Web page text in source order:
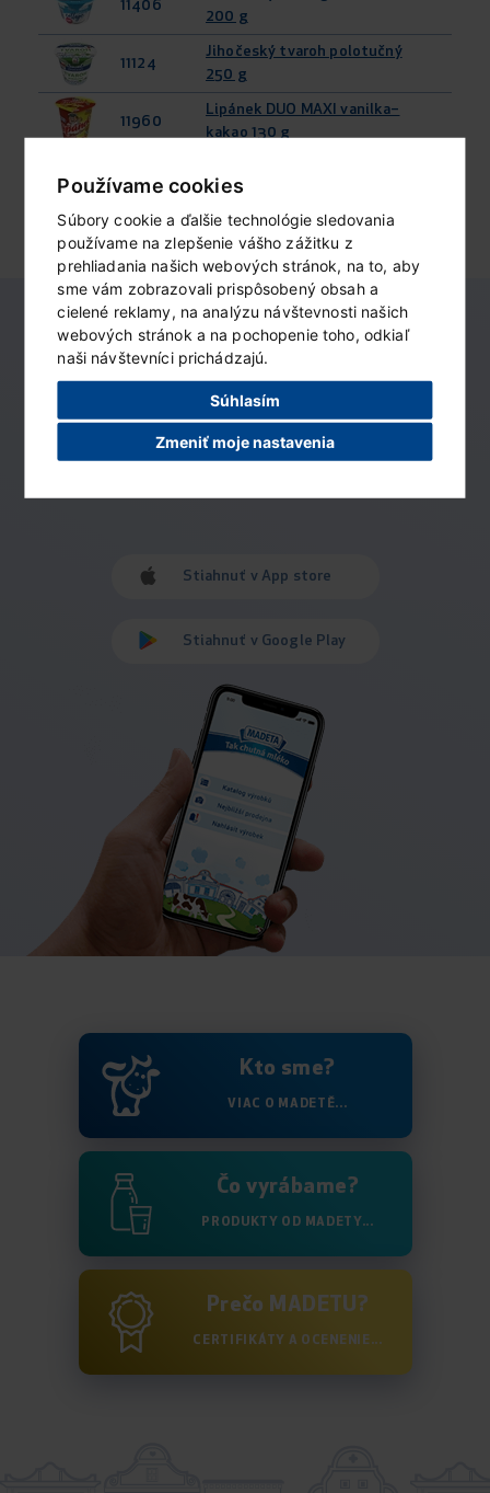
Používame cookies
Súbory cookie a ďalšie technológie sledovania
používame na zlepšenie vášho zážitku z
prehliadania našich webových stránok, na to, aby
sme vám zobrazovali prispôsobený obsah a
cielené reklamy, na analýzu návštevnosti našich
webových stránok a na pochopenie toho, odkiaľ
naši návštevníci prichádzajú.
Súhlasím
Zmeniť moje nastavenia
11406
200 g
11124
Jihočeský tvaroh polotučný
250 g
11960
Lipánek DUO MAXI vanilka–
kakao 130 g
11952 Lipánek MAXI vanilkový 130 g
Nemajú tu váš
obľúbený produkt?
Nahláste nám svoj záujem o neho
v aplikácii Madeta detektív.
Stiahnuť v App store
Stiahnuť v Google Play
Kto sme?
VIAC O MADETĚ...
Čo vyrábame?
PRODUKTY OD MADETY...
Prečo MADETU?
CERTIFIKÁTY A OCENENIE...